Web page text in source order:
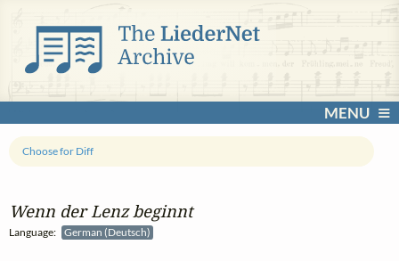
MENU
Wenn der Lenz beginnt
Language: German (Deutsch)
Choose for Diff